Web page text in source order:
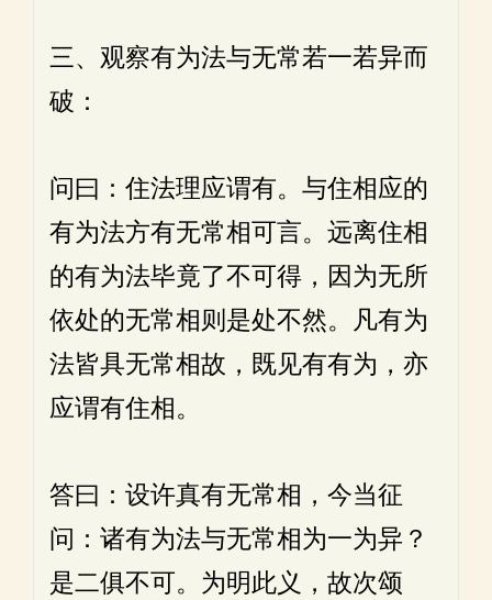
三、观察有为法与无常若一若异而
破：
问曰：住法理应谓有。与住相应的
有为法方有无常相可言。远离住相
的有为法毕竟了不可得，因为无所
依处的无常相则是处不然。凡有为
法皆具无常相故，既见有有为，亦
应谓有住相。
答曰：设许真有无常相，今当征
问：诸有为法与无常相为一为异？
是二俱不可。为明此义，故次颂